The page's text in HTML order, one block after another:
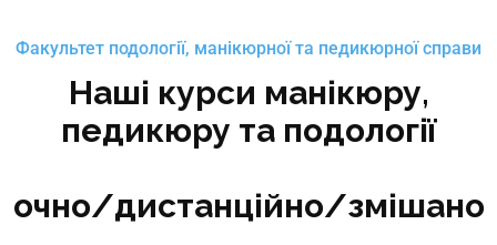
Факультет подології, манікюрної та педикюрної справи
Наші курси манікюру,
педикюру та подології
очно/дистанційно/змішано